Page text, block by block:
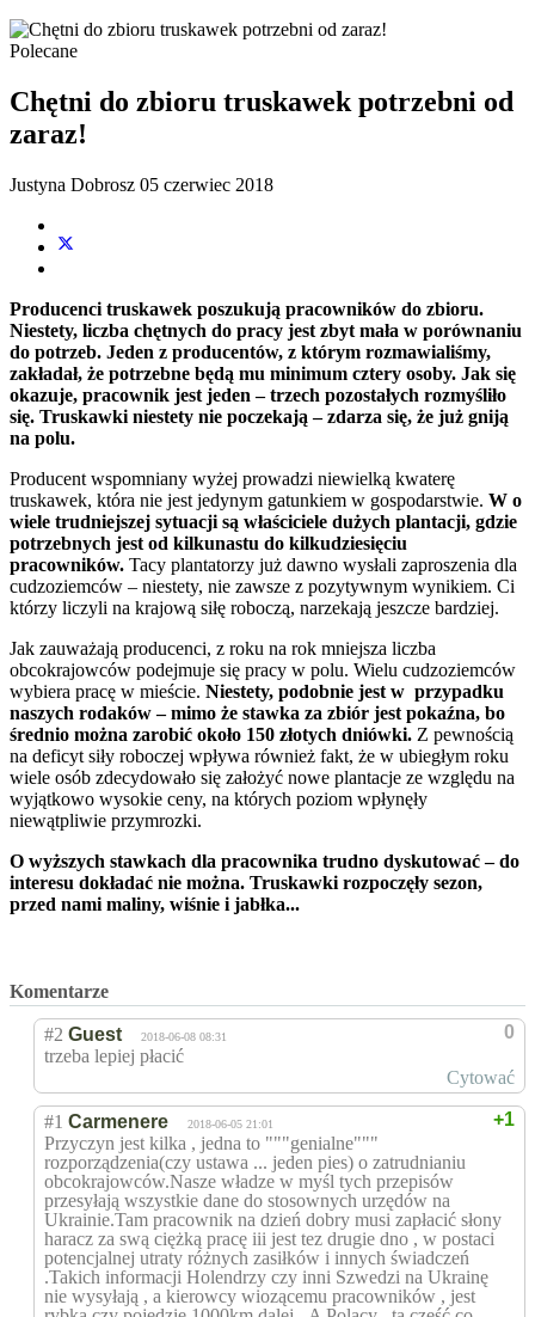
Polecane
Chętni do zbioru truskawek potrzebni od
zaraz!
Justyna Dobrosz 05 czerwiec 2018
Producenci truskawek poszukują pracowników do zbioru.
Niestety, liczba chętnych do pracy jest zbyt mała w porównaniu
do potrzeb. Jeden z producentów, z którym rozmawialiśmy,
zakładał, że potrzebne będą mu minimum cztery osoby. Jak się
okazuje, pracownik jest jeden – trzech pozostałych rozmyśliło
się. Truskawki niestety nie poczekają – zdarza się, że już gniją
na polu.
Producent wspomniany wyżej prowadzi niewielką kwaterę
truskawek, która nie jest jedynym gatunkiem w gospodarstwie. W o
wiele trudniejszej sytuacji są właściciele dużych plantacji, gdzie
potrzebnych jest od kilkunastu do kilkudziesięciu
pracowników. Tacy plantatorzy już dawno wysłali zaproszenia dla
cudzoziemców – niestety, nie zawsze z pozytywnym wynikiem. Ci
którzy liczyli na krajową siłę roboczą, narzekają jeszcze bardziej.
Jak zauważają producenci, z roku na rok mniejsza liczba
obcokrajowców podejmuje się pracy w polu. Wielu cudzoziemców
wybiera pracę w mieście. Niestety, podobnie jest w przypadku
naszych rodaków – mimo że stawka za zbiór jest pokaźna, bo
średnio można zarobić około 150 złotych dniówki. Z pewnością
na deficyt siły roboczej wpływa również fakt, że w ubiegłym roku
wiele osób zdecydowało się założyć nowe plantacje ze względu na
wyjątkowo wysokie ceny, na których poziom wpłynęły
niewątpliwie przymrozki.
O wyższych stawkach dla pracownika trudno dyskutować – do
interesu dokładać nie można. Truskawki rozpoczęły sezon,
przed nami maliny, wiśnie i jabłka...
Komentarze
0
#2 Guest 2018-06-08 08:31
trzeba lepiej płacić
Cytować
+1
#1 Carmenere 2018-06-05 21:01
Przyczyn jest kilka , jedna to """genialne"""
rozporządzenia(czy ustawa ... jeden pies) o zatrudnianiu
obcokrajowców.Nasze władze w myśl tych przepisów
przesyłają wszystkie dane do stosownych urzędów na
Ukrainie.Tam pracownik na dzień dobry musi zapłacić słony
haracz za swą ciężką pracę iii jest tez drugie dno , w postaci
potencjalnej utraty różnych zasiłków i innych świadczeń
.Takich informacji Holendrzy czy inni Szwedzi na Ukrainę
nie wysyłają , a kierowcy wiozącemu pracowników , jest